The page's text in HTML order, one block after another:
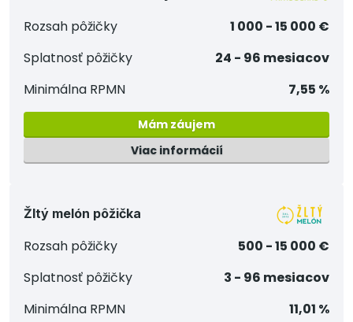
Rozsah pôžičky
1 000 - 15 000 €
Splatnosť pôžičky
24 - 96 mesiacov
Minimálna RPMN
7,55 %
Mám záujem
Viac informácií
Žltý melón pôžička
Rozsah pôžičky
500 - 15 000 €
Splatnosť pôžičky
3 - 96 mesiacov
Minimálna RPMN
11,01 %